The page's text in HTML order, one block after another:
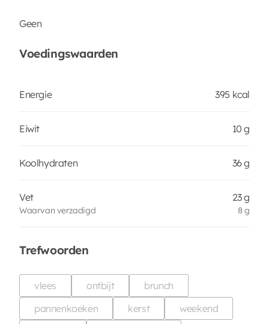
Geen
Voedingswaarden
Energie 395 kcal
Eiwit 10 g
Koolhydraten 36 g
Vet 23 g
Waarvan verzadigd 8 g
Trefwoorden
vlees ontbijt
brunch
pannenkoeken
kerst
weekend